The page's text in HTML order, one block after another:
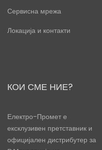
Сервисна мрежа
Локација и контакти
КОИ СМЕ НИЕ?
Електро-Промет е
ексклузивен претставник и
официјален дистрибутер за